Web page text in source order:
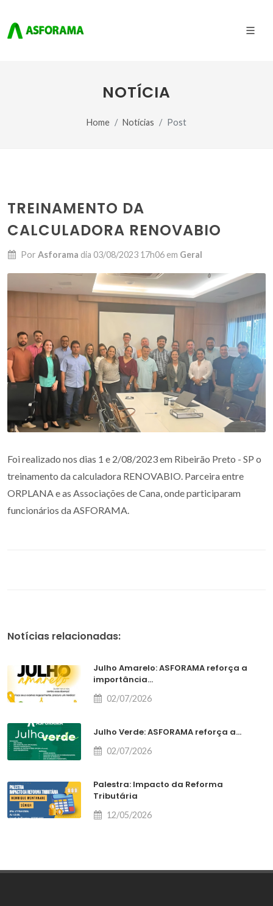
NOTÍCIA
Home Notícias Post
TREINAMENTO DA
CALCULADORA RENOVABIO
Por Asforama dia 03/08/2023 17h06 em Geral
Foi realizado nos dias 1 e 2/08/2023 em Ribeirão Preto - SP o
treinamento da calculadora RENOVABIO. Parceira entre
ORPLANA e as Associações de Cana, onde participaram
funcionários da ASFORAMA.
Notícias relacionadas:
Julho Amarelo: ASFORAMA reforça a
importância...
02/07/2026
Julho Verde: ASFORAMA reforça a...
02/07/2026
Palestra: Impacto da Reforma
Tributária
12/05/2026